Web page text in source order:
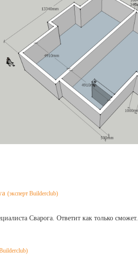
(эксперт Builderclub)
Сварога. Ответит как только сможет.